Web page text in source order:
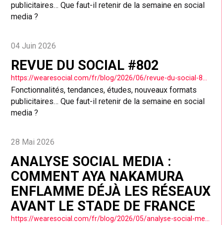
publicitaires… Que faut-il retenir de la semaine en social
media ?
04 Juin 2026
REVUE DU SOCIAL #802
Fonctionnalités, tendances, études, nouveaux formats
publicitaires… Que faut-il retenir de la semaine en social
media ?
28 Mai 2026
ANALYSE SOCIAL MEDIA :
COMMENT AYA NAKAMURA
ENFLAMME DÉJÀ LES RÉSEAUX
AVANT LE STADE DE FRANCE
https://wearesocial.com/fr/blog/2026/05/analyse-social-media-comment-aya-nakamura-enflamme-deja-les-reseaux-avant-le-stade-de-france/